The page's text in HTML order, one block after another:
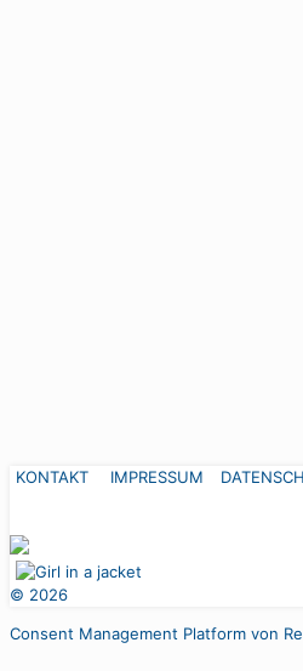
KONTAKT IMPRESSUM
© 2026
Consent Management Platform von